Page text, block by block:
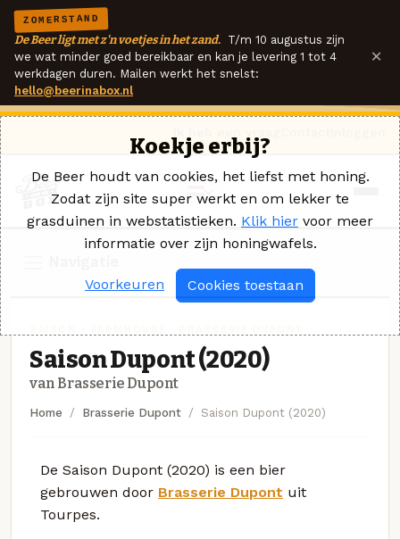
ZOMERSTAND
De Beer ligt met z'n voetjes in het zand. T/m 10 augustus zijn
we wat minder goed bereikbaar en kan je levering 1 tot 4
werkdagen duren. Mailen werkt het snelst:
hello@beerinabox.nl
×
Saison Dupont (2020)
van Brasserie Dupont
Home Brasserie Dupont Saison Dupont (2020)
De Saison Dupont (2020) is een bier
gebrouwen door Brasserie Dupont uit
Tourpes.
Koekje erbij?
De Beer houdt van cookies, het liefst met honing.
Zodat zijn site super werkt en om lekker te
grasduinen in webstatistieken. Klik hier voor meer
informatie over zijn honingwafels.
Voorkeuren Cookies toestaan